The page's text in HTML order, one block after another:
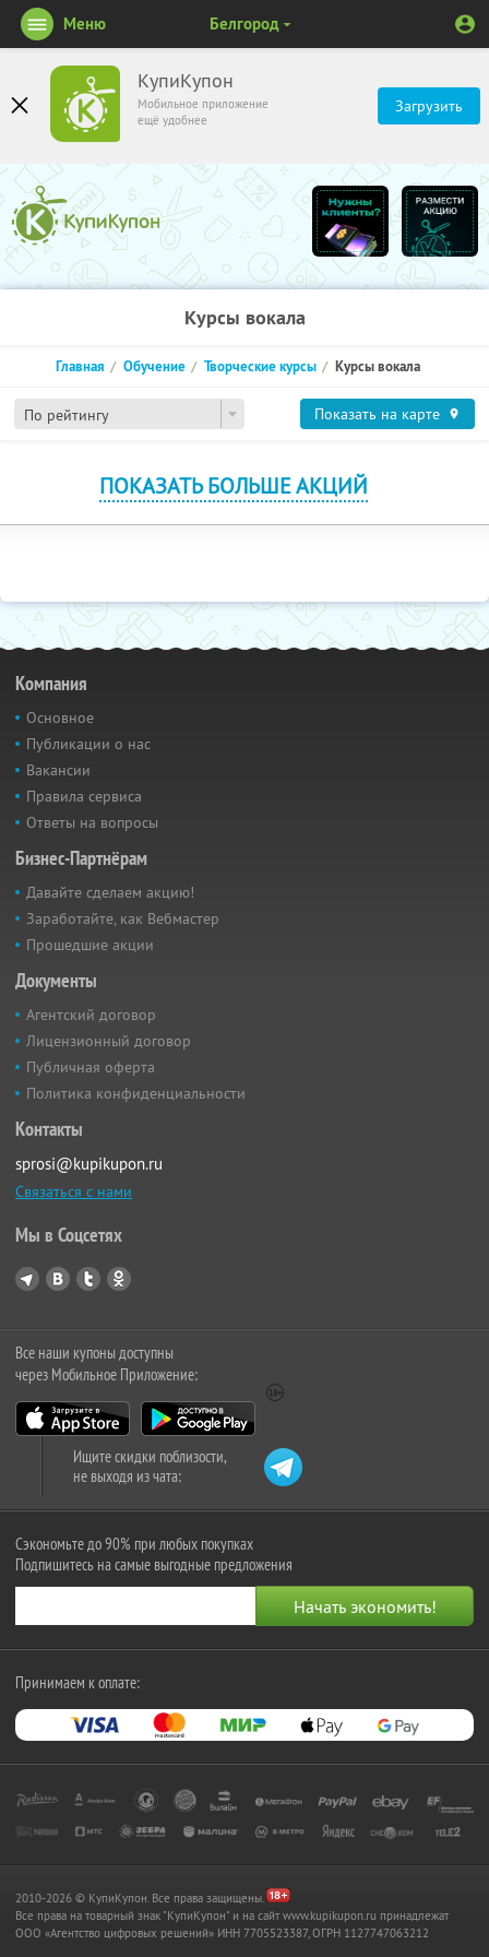
КупиКупон
Мобильное приложение
ещё удобнее
Загрузить
Меню Белгород
Курсы вокала
По рейтингу
Главная Обучение Творческие курсы Курсы вокала
Показать на карте
ПОКАЗАТЬ БОЛЬШЕ АКЦИЙ
Компания
Основное
Публикации о нас
Вакансии
Правила сервиса
Ответы на вопросы
Бизнес-Партнёрам
Давайте сделаем акцию!
Заработайте, как Вебмастер
Прошедшие акции
Документы
Агентский договор
Лицензионный договор
Публичная оферта
Политика конфиденциальности
Контакты
sprosi@kupikupon.ru
Связаться с нами
Мы в Соцсетях
Все наши купоны доступны
через Мобильное Приложение:
Ищите скидки поблизости,
не выходя из чата:
Сэкономьте до 90% при любых покупках
Подпишитесь на самые выгодные предложения
Принимаем к оплате:
2010-2026 © КупиКупон. Все права защищены.
Все права на товарный знак "КупиКупон" и на сайт www.kupikupon.ru принадлежат
OOO «Агентство цифровых решений» ИНН 7705523387, ОГРН 1127747063212